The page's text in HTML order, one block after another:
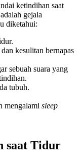
ketindihan saat
gejala
diketahui:
kesulitan bernapas
sebuah suara yang
tubuh.
mengalami sleep
saat Tidur